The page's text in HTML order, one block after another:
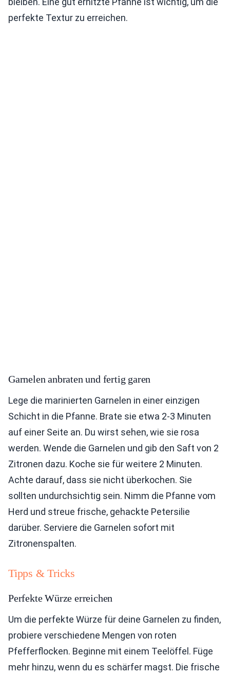
perfekte Textur zu erreichen.
Garnelen anbraten und fertig garen
Lege die marinierten Garnelen in einer einzigen
Schicht in die Pfanne. Brate sie etwa 2-3 Minuten
auf einer Seite an. Du wirst sehen, wie sie rosa
werden. Wende die Garnelen und gib den Saft von 2
Zitronen dazu. Koche sie für weitere 2 Minuten.
Achte darauf, dass sie nicht überkochen. Sie
sollten undurchsichtig sein. Nimm die Pfanne vom
Herd und streue frische, gehackte Petersilie
darüber. Serviere die Garnelen sofort mit
Zitronenspalten.
Tipps & Tricks
Perfekte Würze erreichen
Um die perfekte Würze für deine Garnelen zu finden,
probiere verschiedene Mengen von roten
Pfefferflocken. Beginne mit einem Teelöffel. Füge
mehr hinzu, wenn du es schärfer magst. Die frische